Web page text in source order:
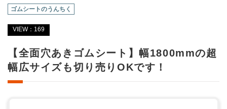
ゴムシートのうんちく
VIEW：169
【全面穴あきゴムシート】幅1800mmの超
幅広サイズも切り売りOKです！